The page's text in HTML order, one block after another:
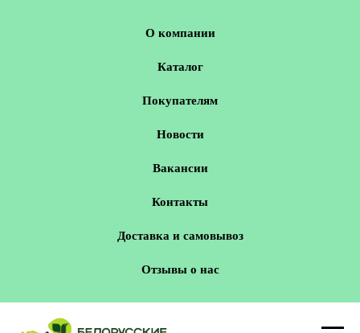
О компании
Каталог
Покупателям
Новости
Вакансии
Контакты
Доставка и самовывоз
Отзывы о нас